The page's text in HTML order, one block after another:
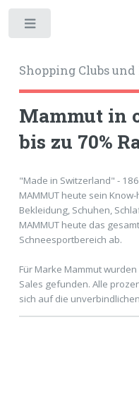
Shopping Clubs
Mammut in
bis zu 70%
"Made in Switzerland" -
MAMMUT heute sein
Bekleidung, Schuhen,
MAMMUT heute das
Schneesportbereich ab.
Für Marke Mammut
Sales gefunden. Alle
sich auf die